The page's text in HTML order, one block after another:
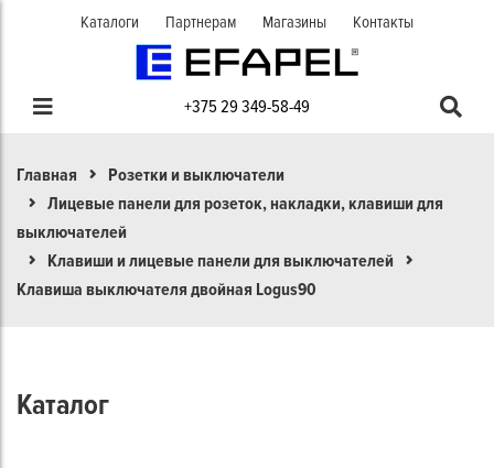
Каталоги Партнерам Магазины Контакты
+375 29 349-58-49
Главная
Розетки и выключатели
Лицевые панели для розеток, накладки, клавиши для
выключателей
Клавиши и лицевые панели для выключателей
Клавиша выключателя двойная Logus90
Каталог